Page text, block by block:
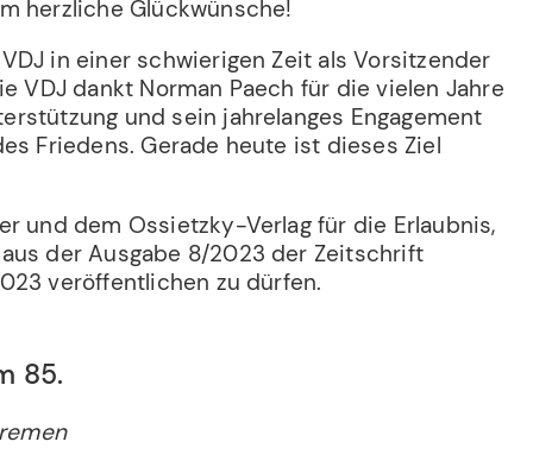
herzliche Glückwünsche!
in einer schwierigen Zeit als Vorsitzender
VDJ dankt Norman Paech für die vielen Jahre
und sein jahrelanges Engagement
Friedens. Gerade heute ist dieses Ziel
und dem Ossietzky-Verlag für die Erlaubnis,
der Ausgabe 8/2023 der Zeitschrift
veröffentlichen zu dürfen.
85.